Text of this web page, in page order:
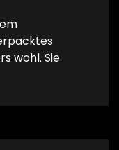
wohl. Sie